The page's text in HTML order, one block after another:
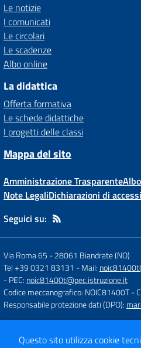
Le notizie
I comunicati
Le circolari
Le scadenze
Albo online
La didattica
Offerta formativa
Le schede didattiche
I progetti delle classi
Mappa del sito
Amministrazione Trasparente
Note LegaliDichiarazioni di
Seguici su:
Via Roma 65 -28061 Biandrate (NO)
Tel +39 0321 83131 - Mail:
- PEC: noic81400t@pec.istruzione.it
Codice meccanografico: NOIC81400T-
Responsabile protezione dati (DPO):
Concept
Questo sito utilizza cookie